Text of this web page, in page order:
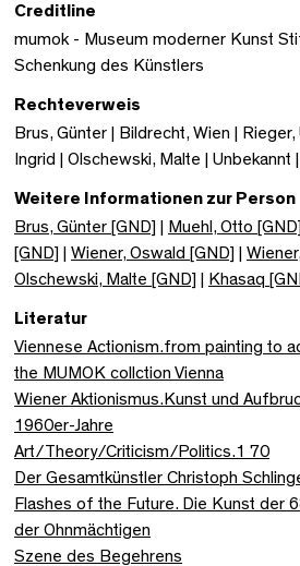
Creditline
mumok - Museum moderner Kunst
Schenkung des Künstlers
Rechteverweis
Brus, Günter | Bildrecht, Wien | Rieger,
Ingrid | Olschewski, Malte | Unbekannt
Weitere Informationen zur Person
Brus, Günter [GND]
Muehl, Otto [GND]
[GND]
Wiener, Oswald [GND]
Olschewski, Malte [GND]
Khasaq
Literatur
Viennese Actionism.from painting to
the MUMOK collction Vienna
Wiener Aktionismus.Kunst und
1960er-Jahre
Art/Theory/Criticism/Politics.1 70
Der Gesamtkünstler Christoph
Flashes of the Future. Die Kunst der
der Ohnmächtigen
Szene des Begehrens